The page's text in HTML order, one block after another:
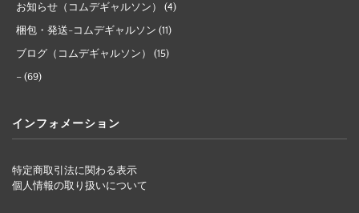
お知らせ（コムデギャルソン） (4)
梱包・発送-コムデギャルソン (11)
ブログ（コムデギャルソン） (15)
– (69)
インフォメーション
特定商取引法に関わる表示
個人情報の取り扱いについて